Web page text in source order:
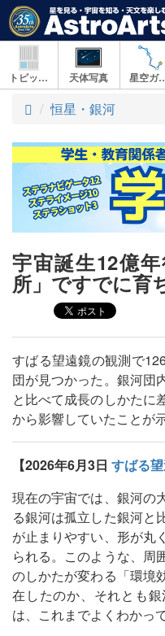
トピックス 天体写真 星空
ト
プ
恒星・銀河
宇宙誕生12億
所」ですでに育
すばる望遠鏡の観測で
団が見つかった。銀河団
と比べて成長のしかたに
から影響していたことが
【2026年6月3日 すばる
現在の宇宙では、銀河の
る銀河は孤立した銀河と
が止まりやすい、形が丸
られる。このような、周
のしかたが変わる「環境
在したのか、それとも
は、これまでよくわかっ